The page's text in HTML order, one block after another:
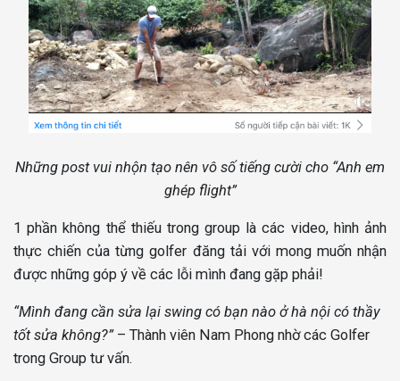
Những post vui nhộn tạo nên vô số tiếng cười cho “Anh em
ghép flight”
1 phần không thể thiếu trong group là các video, hình ảnh
thực chiến của từng golfer đăng tải với mong muốn nhận
được những góp ý về các lỗi mình đang gặp phải!
“Mình đang cần sửa lại swing có bạn nào ở hà nội có thầy
tốt sửa không?” – Thành viên Nam Phong nhờ các Golfer
trong Group tư vấn.